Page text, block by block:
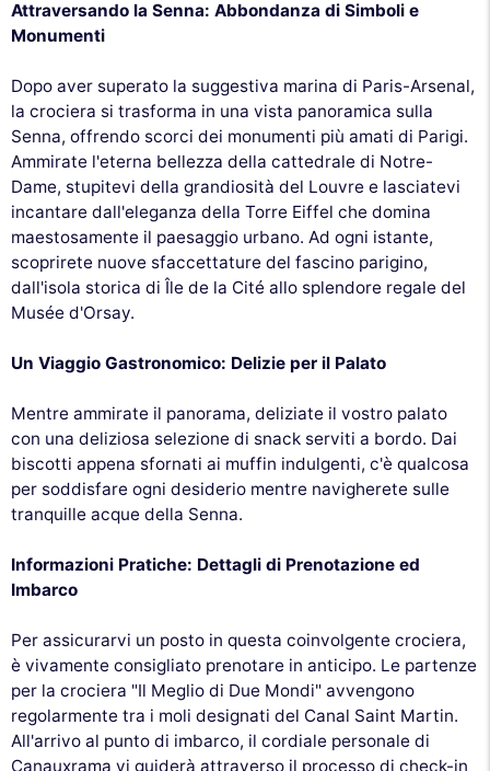
Attraversando la Senna: Abbondanza di Simboli e
Monumenti
Dopo aver superato la suggestiva marina di Paris-Arsenal,
la crociera si trasforma in una vista panoramica sulla
Senna, offrendo scorci dei monumenti più amati di Parigi.
Ammirate l'eterna bellezza della cattedrale di Notre-
Dame, stupitevi della grandiosità del Louvre e lasciatevi
incantare dall'eleganza della Torre Eiffel che domina
maestosamente il paesaggio urbano. Ad ogni istante,
scoprirete nuove sfaccettature del fascino parigino,
dall'isola storica di Île de la Cité allo splendore regale del
Musée d'Orsay.
Un Viaggio Gastronomico: Delizie per il Palato
Mentre ammirate il panorama, deliziate il vostro palato
con una deliziosa selezione di snack serviti a bordo. Dai
biscotti appena sfornati ai muffin indulgenti, c'è qualcosa
per soddisfare ogni desiderio mentre navigherete sulle
tranquille acque della Senna.
Informazioni Pratiche: Dettagli di Prenotazione ed
Imbarco
Per assicurarvi un posto in questa coinvolgente crociera,
è vivamente consigliato prenotare in anticipo. Le partenze
per la crociera "Il Meglio di Due Mondi" avvengono
regolarmente tra i moli designati del Canal Saint Martin.
All'arrivo al punto di imbarco, il cordiale personale di
Canauxrama vi guiderà attraverso il processo di check-in